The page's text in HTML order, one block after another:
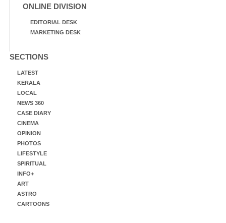
ONLINE DIVISION
EDITORIAL DESK
MARKETING DESK
SECTIONS
LATEST
KERALA
LOCAL
NEWS 360
CASE DIARY
CINEMA
OPINION
PHOTOS
LIFESTYLE
SPIRITUAL
INFO+
ART
ASTRO
CARTOONS